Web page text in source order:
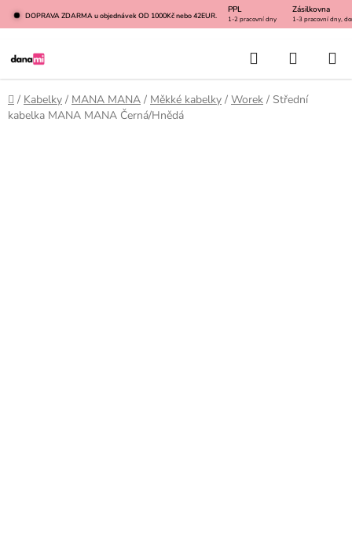
Přejít
na
DOPRAVA ZDARMA u objednávek OD 1000Kč nebo 42EUR.
PPL Zásilkovna
1-2 pracovní dny 1-3 pracovní dny,
Hledat
KOŠÍK
Domů
/ Kabelky / MANA MANA / Měkké kabelky / Worek / Střední
kabelka MANA MANA Černá/Hnědá